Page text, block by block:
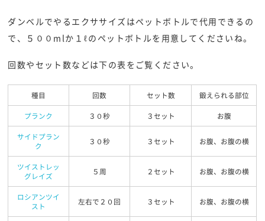
ダンベルでやるエクササイズはペットボトルで代用できるの
で、５００mlか１ℓのペットボトルを用意してくださいね。
回数やセット数などは下の表をご覧ください。
種目 回数 セット数
鍛えられる部位
プランク
３０秒 ３セット
お腹
サイドプラン
ク
３０秒 ３セット お腹、お腹の横
ツイストレッ
グレイズ
５周 ２セット お腹、お腹の横
ロシアンツイ
スト
左右で２０回 ３セット お腹、お腹の横